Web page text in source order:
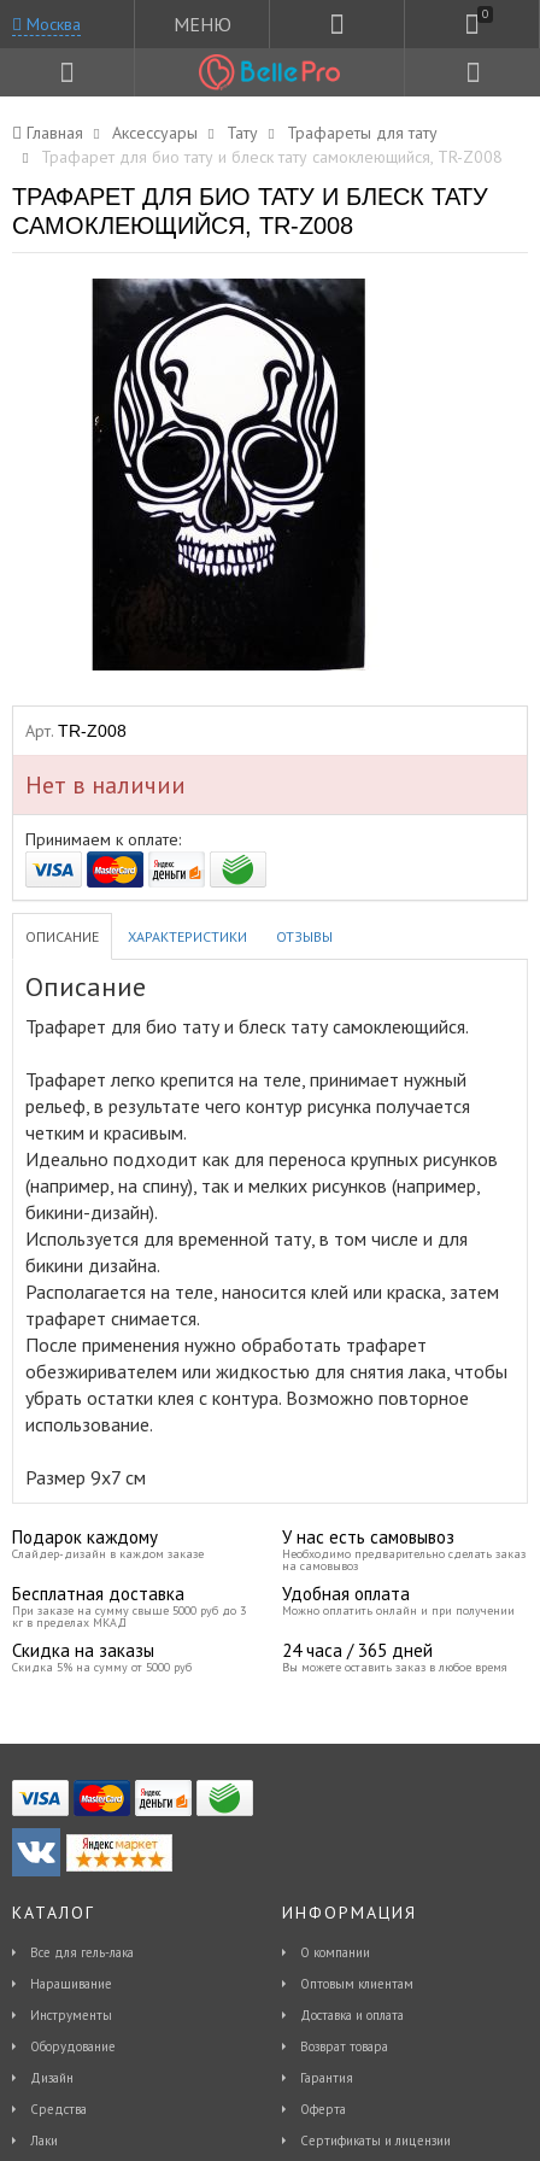
Москва МЕНЮ 0
Главная Аксессуары Тату
Трафареты для тату
Трафарет для био тату и блеск тату самоклеющийся, TR-Z008
ТРАФАРЕТ ДЛЯ БИО ТАТУ И БЛЕСК ТАТУ
САМОКЛЕЮЩИЙСЯ, TR-Z008
Арт. TR-Z008
Нет в наличии
Принимаем к оплате:
ОПИСАНИЕ ХАРАКТЕРИСТИКИ ОТЗЫВЫ
Описание
Трафарет для био тату и блеск тату самоклеющийся.
Трафарет легко крепится на теле, принимает нужный
рельеф, в результате чего контур рисунка получается
четким и красивым.
Идеально подходит как для переноса крупных рисунков
(например, на спину), так и мелких рисунков (например,
бикини-дизайн).
Используется для временной тату, в том числе и для
бикини дизайна.
Располагается на теле, наносится клей или краска, затем
трафарет снимается.
После применения нужно обработать трафарет
обезжиривателем или жидкостью для снятия лака, чтобы
убрать остатки клея с контура. Возможно повторное
использование.
Размер 9x7 см
Подарок каждому
Слайдер-дизайн в каждом заказе
У нас есть самовывоз
Необходимо предварительно сделать заказ
на самовывоз
Бесплатная доставка
При заказе на сумму свыше 5000 руб до 3
кг в пределах МКАД
Удобная оплата
Можно оплатить онлайн и при получении
Скидка на заказы
Скидка 5% на сумму от 5000 руб
24 часа / 365 дней
Вы можете оставить заказ в любое время
КАТАЛОГ
Все для гель-лака
Наращивание
Инструменты
Оборудование
Дизайн
Средства
Лаки
ИНФОРМАЦИЯ
О компании
Оптовым клиентам
Доставка и оплата
Возврат товара
Гарантия
Оферта
Сертификаты и лицензии